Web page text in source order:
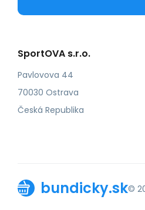
SportOVA s.r.o.
Pavlovova 44
70030 Ostrava
Česká Republika
bundicky.sk©